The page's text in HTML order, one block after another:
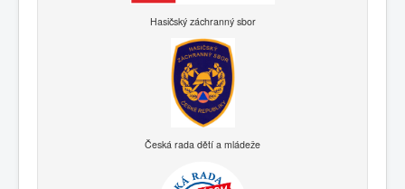
Hasičský záchranný sbor
Česká rada dětí a mládeže